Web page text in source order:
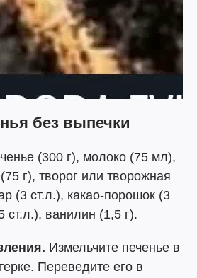
без выпечки
(300 г), молоко (75 мл),
г), творог или творожная
(3 ст.л.), какао-порошок (3
ст.л.), ванилин (1,5 г).
Измельчите печенье в
Переведите его в